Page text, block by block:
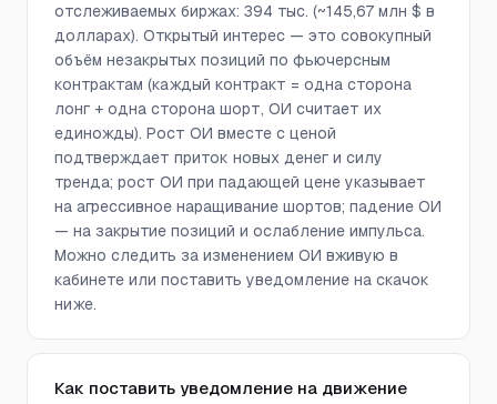
отслеживаемых биржах: 394 тыс. (~145,67 млн $ в
долларах). Открытый интерес — это совокупный
объём незакрытых позиций по фьючерсным
контрактам (каждый контракт = одна сторона
лонг + одна сторона шорт, ОИ считает их
единожды). Рост ОИ вместе с ценой
подтверждает приток новых денег и силу
тренда; рост ОИ при падающей цене указывает
на агрессивное наращивание шортов; падение ОИ
— на закрытие позиций и ослабление импульса.
Можно следить за изменением ОИ вживую в
кабинете или поставить уведомление на скачок
ниже.
Как поставить уведомление на движение